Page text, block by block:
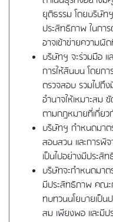
ยุติธรรม โดยบริษัท
ประสิทธิภาพ ในกา
อาจเข้าข่ายความ
บริษัทฯ จะร่วมมือ แ
การให้สินบน โดยก
ตรวจสอบ รวมไปถึ
อำนาจให้เหมาะสม
ตามกฎหมายที่เกี่ย
บริษัทฯ กำหนดมาต
สอบสวน และการพิ
เป็นไปอย่างมีประสิ
บริษัทจะกำหนดมาต
มีประสิทธิภาพ คณะ
ทบทวนนโยบายเป็น
สม เพียงพอ และมีป